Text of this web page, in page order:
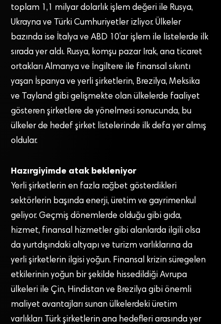
toplam 1,1 milyar dolarlık işlem değeri ile Rusya,
Ukrayna ve Türki Cumhuriyetler izliyor. Ülkeler
bazında ise İtalya ve ABD 10’ar işlem ile listelerde ilk
sırada yer aldı. Rusya, komşu pazar Irak, ana ticaret
ortakları Almanya ve İngiltere ile finansal sıkıntı
yaşan İspanya ve yerli şirketlerin, Brezilya, Meksika
ve Tayland gibi gelişmekte olan ülkelerde faaliyet
gösteren şirketlere de yönelmesi sonucunda, bu
ülkeler de hedef şirket listelerinde ilk defa yer almış
oldular.
Hazırgiyimde atak bekleniyor
Yerli şirketlerin en fazla rağbet gösterdikleri
sektörlerin başında enerji, üretim ve gayrimenkul
geliyor. Geçmiş dönemlerde olduğu gibi gıda,
hizmet, finansal hizmetler gibi alanlarda ilgili olsa
da yurtdışındaki altyapı ve turizm varlıklarına da
yerli şirketlerin ilgisi yoğun. Finansal krizin süregelen
etkilerinin yoğun bir şekilde hissedildiği Avrupa
ülkeleri ile Çin, Hindistan ve Brezilya gibi önemli
maliyet avantajları sunan ülkelerdeki üretim
varlıkları Türk şirketlerin ana hedefleri arasında yer